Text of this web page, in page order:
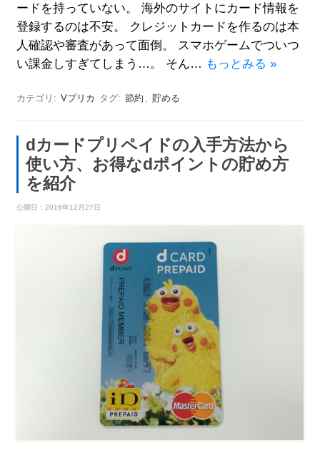
ードを持っていない。 海外のサイトにカード情報を
登録するのは不安。 クレジットカードを作るのは本
人確認や審査があって面倒。 スマホゲームでついつ
い課金しすぎてしまう…。 そん… もっとみる »
カテゴリ: Vプリカ タグ: 節約 貯める
dカードプリペイドの入手方法から
使い方、お得なdポイントの貯め方
を紹介
公開日： 2016年12月27日